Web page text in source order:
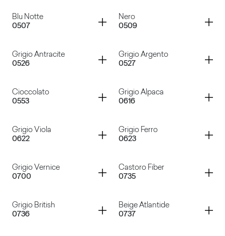
Blu Notte
0507
Container
Nero
0509
Container
Grigio Antracite
0526
Container
Grigio Argento
0527
Container
Cioccolato
0553
Container
Grigio Alpaca
0616
Container
Grigio Viola
0622
Container
Grigio Ferro
0623
Container
Grigio Vernice
0700
Container
Castoro Fiber
0735
Container
Grigio British
0736
Container
Beige Atlantide
0737
Container